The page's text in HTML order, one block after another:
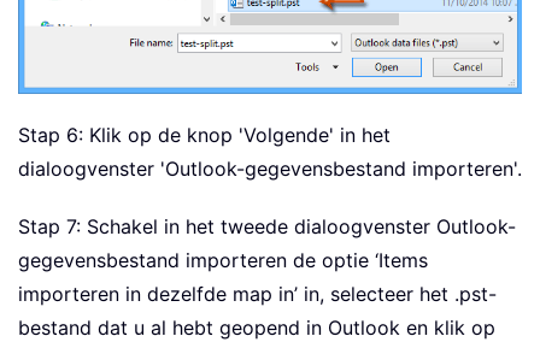
Stap 6: Klik op de knop 'Volgende' in het
dialoogvenster 'Outlook-gegevensbestand importeren'.
Stap 7: Schakel in het tweede dialoogvenster Outlook-
gegevensbestand importeren de optie ‘Items
importeren in dezelfde map in’ in, selecteer het .pst-
bestand dat u al hebt geopend in Outlook en klik op